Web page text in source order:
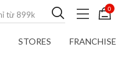
0
STORES FRANCHISE